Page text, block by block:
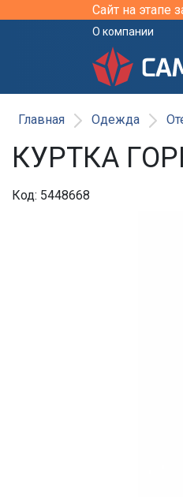
Сайт на этапе
О компании
Главная Одежда
КУРТКА
Код: 5448668